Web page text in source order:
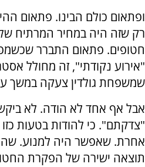
ופתאום כולם הבינו. פתאום
חטופים. פתאום התברר
"אירוע נקודתי", זה מחולל
שמשפחת גולדין צעקה במשך
אבל אף אחד לא הודה. לא
"צדקתם". כי להודות בטעות
אחרת. שאפשר היה למנוע.
תוצאה ישירה של הפקרת